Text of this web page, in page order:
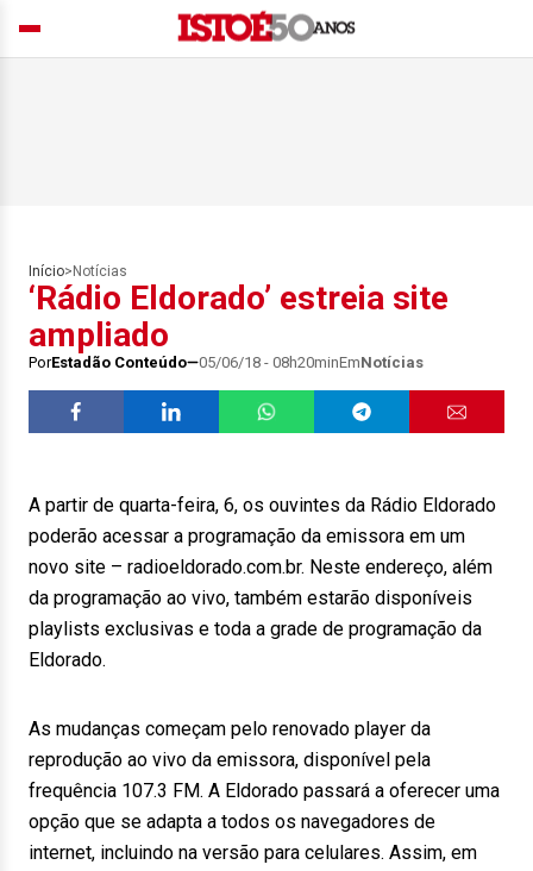
Início> Notícias
‘Rádio Eldorado’ estreia site
ampliado
PorEstadão Conteúdo 05/06/18 - 08h20minEmNotícias
A partir de quarta-feira, 6, os ouvintes da Rádio Eldorado
poderão acessar a programação da emissora em um
novo site – radioeldorado.com.br. Neste endereço, além
da programação ao vivo, também estarão disponíveis
playlists exclusivas e toda a grade de programação da
Eldorado.
As mudanças começam pelo renovado player da
reprodução ao vivo da emissora, disponível pela
frequência 107.3 FM. A Eldorado passará a oferecer uma
opção que se adapta a todos os navegadores de
internet, incluindo na versão para celulares. Assim, em